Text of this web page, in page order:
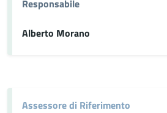
Responsabile
Alberto Morano
Assessore di Riferimento